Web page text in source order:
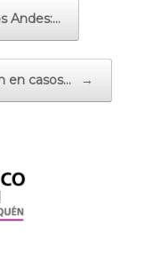
Andes:…
en casos… →